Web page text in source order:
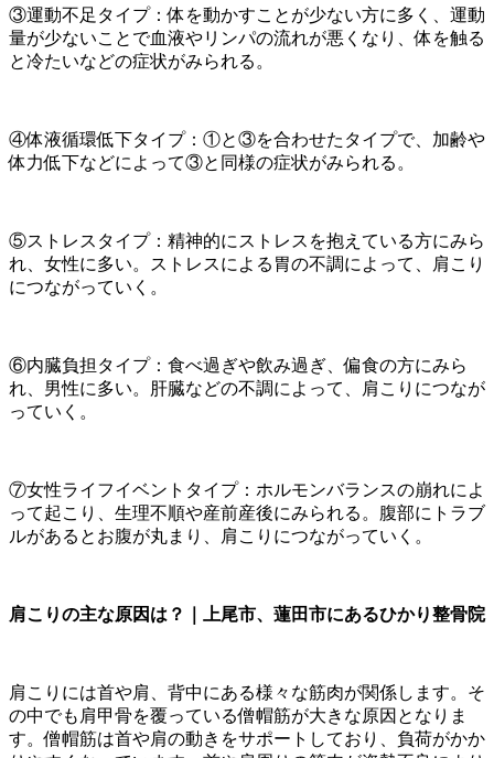
③運動不足タイプ：体を動かすことが少ない方に多く、運動
量が少ないことで血液やリンパの流れが悪くなり、体を触る
と冷たいなどの症状がみられる。
④体液循環低下タイプ：①と③を合わせたタイプで、加齢や
体力低下などによって③と同様の症状がみられる。
⑤ストレスタイプ：精神的にストレスを抱えている方にみら
れ、女性に多い。ストレスによる胃の不調によって、肩こり
につながっていく。
⑥内臓負担タイプ：食べ過ぎや飲み過ぎ、偏食の方にみら
れ、男性に多い。肝臓などの不調によって、肩こりにつなが
っていく。
⑦女性ライフイベントタイプ：ホルモンバランスの崩れによ
って起こり、生理不順や産前産後にみられる。腹部にトラブ
ルがあるとお腹が丸まり、肩こりにつながっていく。
肩こりの主な原因は？｜上尾市、蓮田市にあるひかり整骨院
肩こりには首や肩、背中にある様々な筋肉が関係します。そ
の中でも肩甲骨を覆っている僧帽筋が大きな原因となりま
す。僧帽筋は首や肩の動きをサポートしており、負荷がかか